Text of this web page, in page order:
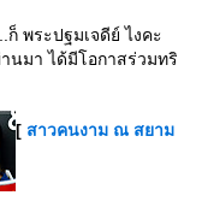
พระปฐมเจดีย์ ไงคะ
นมา ได้มีโอกาสร่วมทริ
[ สาวคนงาม ณ สยาม